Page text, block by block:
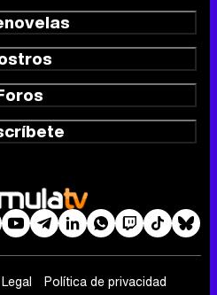
Política de privacidad